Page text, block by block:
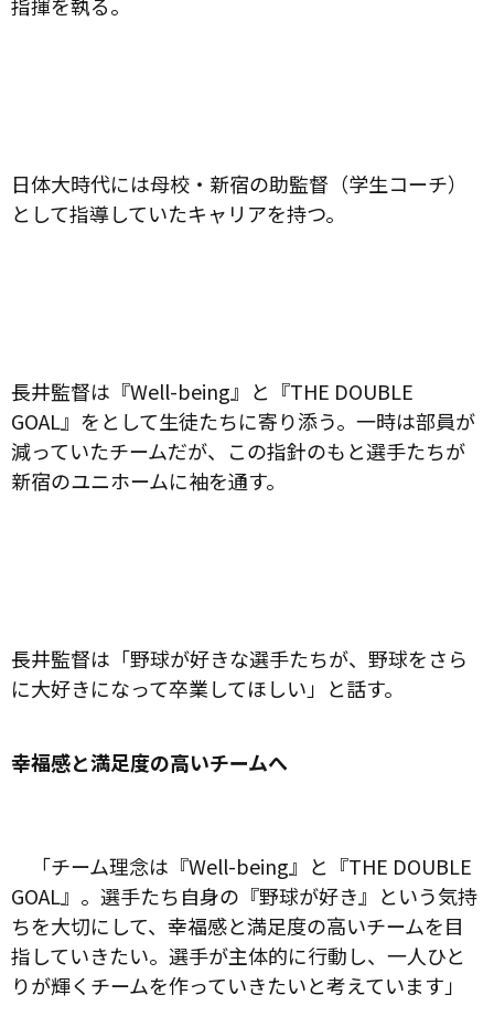
日体大時代には母校・新宿の助監督（学生コーチ）
として指導していたキャリアを持つ。
長井監督は『Well-being』と『THE DOUBLE
GOAL』をとして生徒たちに寄り添う。一時は部員が
減っていたチームだが、この指針のもと選手たちが
新宿のユニホームに袖を通す。
長井監督は「野球が好きな選手たちが、野球をさら
に大好きになって卒業してほしい」と話す。
幸福感と満足度の高いチームへ
「チーム理念は『Well-being』と『THE DOUBLE
GOAL』。選手たち自身の『野球が好き』という気持
ちを大切にして、幸福感と満足度の高いチームを目
指していきたい。選手が主体的に行動し、一人ひと
りが輝くチームを作っていきたいと考えています」